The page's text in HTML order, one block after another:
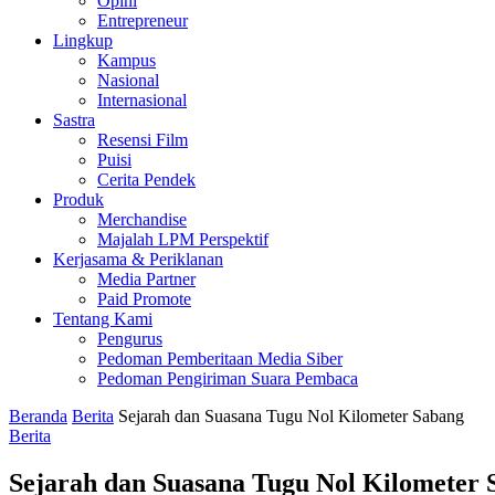
Entrepreneur
Lingkup
Kampus
Nasional
Internasional
Sastra
Resensi Film
Puisi
Cerita Pendek
Produk
Merchandise
Majalah LPM Perspektif
Kerjasama & Periklanan
Media Partner
Paid Promote
Tentang Kami
Pengurus
Pedoman Pemberitaan Media Siber
Pedoman Pengiriman Suara Pembaca
Beranda Berita Sejarah dan Suasana Tugu Nol Kilometer Sabang
Berita
Sejarah dan Suasana Tugu Nol Kilometer